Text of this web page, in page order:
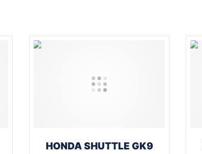
HONDA SHUTTLE GK9